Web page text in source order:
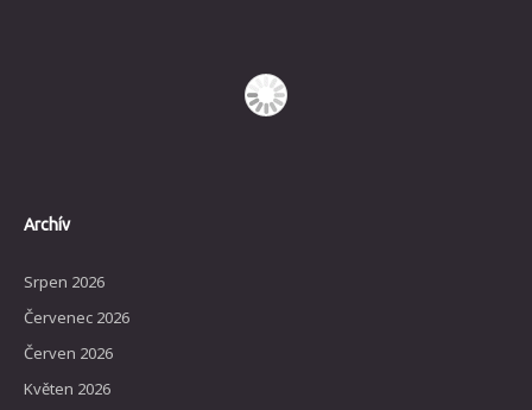
Archív
Srpen 2026
Červenec 2026
Červen 2026
Květen 2026